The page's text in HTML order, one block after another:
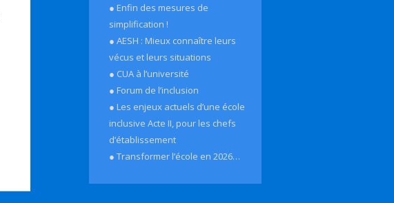
● Enfin des mesures de
simplification !
● AESH : Mieux connaître leurs
vécus et leurs situations
● CUA à l’université
● Forum de l’inclusion
● Les enjeux actuels d’une école
inclusive Acte II, pour les chefs
d’établissement
● Transformer l’école en 2026…